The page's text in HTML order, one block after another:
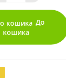
До
кошика